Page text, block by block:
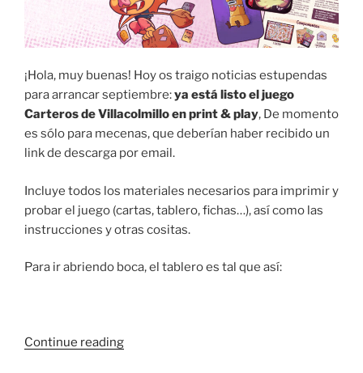
¡Hola, muy buenas! Hoy os traigo noticias estupendas
para arrancar septiembre:ya está listo el juego
Carteros de Villacolmillo en print & play, De momento
es sólo para mecenas, que deberían haber recibido un
link de descarga por email.
Incluye todos los materiales necesarios para imprimir y
probar el juego (cartas, tablero, fichas…), así como las
instrucciones y otras cositas.
Para ir abriendo boca, el tablero es tal que así:
Continue reading“Trabajando